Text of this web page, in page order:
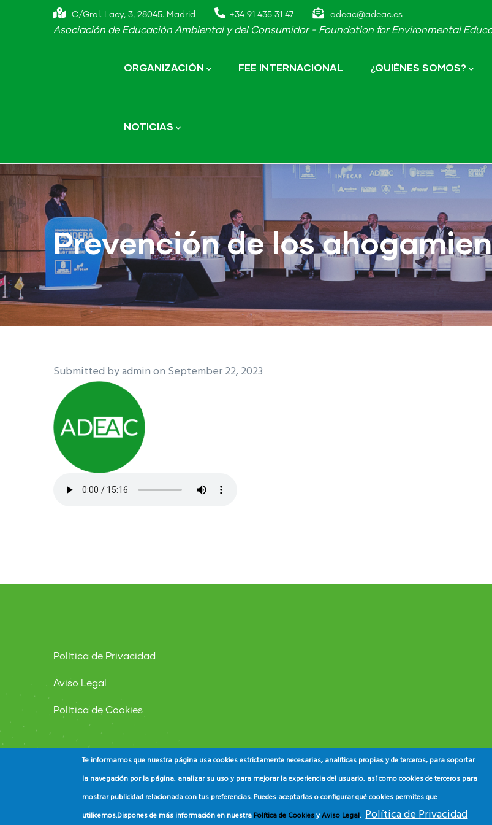
C/Gral. Lacy, 3, 28045. Madrid +34 91 435 31 47 adeac@adeac.es
Asociación de Educación Ambiental y del Consumidor - Foundation for Environmental
navigation
ORGANIZACIÓN FEE INTERNACIONAL ¿QUIÉNES SOMOS?
NOTICIAS
Prevención de los
Submitted byadminon September 22, 2023
Política de Privacidad
Aviso Legal
Política de Cookies
© Copyright ADEAC2023. All Rights Reserved.
Te informamos que nuestra página usa cookies estrictamente necesarias, analíticas propias y de terceros, para soportar
la navegación por la página, analizar su uso y para mejorar la experiencia del usuario, así como cookies de terceros para
mostrar publicidad relacionada con tus preferencias. Puedes aceptarlas o configurar qué cookies permites que
utilicemos.Dispones de más información en nuestra Política de CookiesyAviso Legal. Política de Privacidad